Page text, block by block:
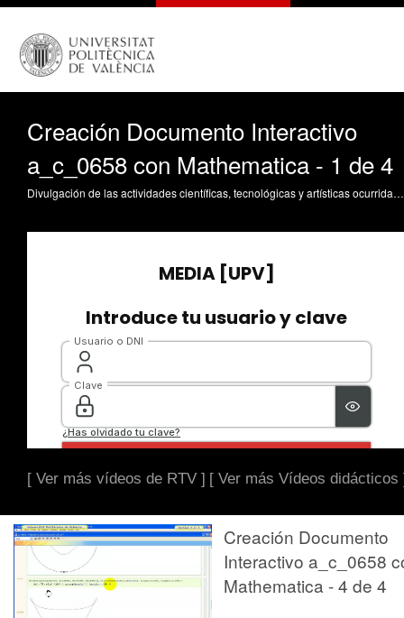
Creación Documento Interactivo
a_c_0658 con Mathematica - 1 de 4
Divulgación de las actividades científicas, tecnológicas y artísticas ocurridas en los tres campus de la UPV
[ Ver más vídeos de RTV ] [ Ver más Vídeos didácticos
Creación Documento
Interactivo a_c_0658
Mathematica - 4 de 4